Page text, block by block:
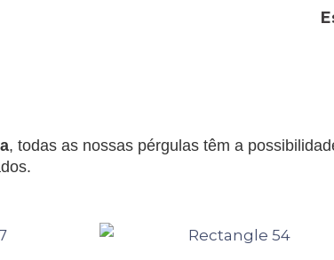
, todas as nossas pérgulas têm a